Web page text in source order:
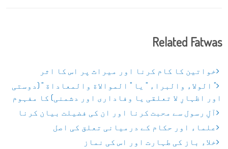
Related Fatwas
خواتین کا کام کرنا اور میراث پر اس کا اثر
" الولاء والبراء " یا " الموالاة والمعاداة " (دوستی
اور اظہارِ لا تعلقی یا وفاداری اور دشمنی) کا مفہوم
آلِ رسول سے محبت کرنا اور ان کی فضیلت بیان کرنا
علماء اور حکام کے درمیانی تعلق کی اصل
خلاء باز کی طہارت اور اس کی نماز